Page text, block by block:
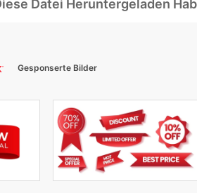
Datei Heruntergeladen
Gesponserte Bilder